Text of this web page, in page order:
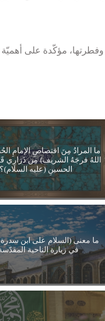
مؤكّدة على أهميّة
ما المرادُ مِنَ اقتصاصِ الإمامِ
اللهُ فرجَهُ الشريف) مِن ذَرَارِي
الحسينِ (عليه السلام)؟
ما معنى (السلام على ابن سدرة
في زيارة الناحية